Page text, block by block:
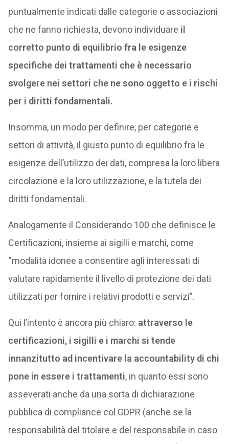
puntualmente indicati dalle categorie o associazioni
che ne fanno richiesta, devono individuare il
corretto punto di equilibrio fra le esigenze
specifiche dei trattamenti che è necessario
svolgere nei settori che ne sono oggetto e i rischi
per i diritti fondamentali.
Insomma, un modo per definire, per categorie e
settori di attività, il giusto punto di equilibrio fra le
esigenze dell’utilizzo dei dati, compresa la loro libera
circolazione e la loro utilizzazione, e la tutela dei
diritti fondamentali.
Analogamente il Considerando 100 che definisce le
Certificazioni, insieme ai sigilli e marchi, come
“modalità idonee a consentire agli interessati di
valutare rapidamente il livello di protezione dei dati
utilizzati per fornire i relativi prodotti e servizi”.
Qui l’intento è ancora più chiaro: attraverso le
certificazioni, i sigilli e i marchi si tende
innanzitutto ad incentivare la accountability di chi
pone in essere i trattamenti, in quanto essi sono
asseverati anche da una sorta di dichiarazione
pubblica di compliance col GDPR (anche se la
responsabilità del titolare e del responsabile in caso